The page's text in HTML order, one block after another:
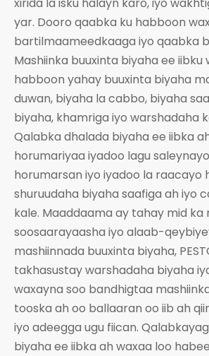
yar. Dooro qaabka ku habboon
bartilmaameedkaaga iyo qaabka
Mashiinka buuxinta biyaha ee iibku
habboon yahay buuxinta biyaha
duwan, biyaha la cabbo, biyaha
biyaha, khamriga iyo warshadaha
Qalabka dhalada biyaha ee iibka
horumariyaa iyadoo lagu
horumarsan iyo iyadoo la raacayo
shuruudaha biyaha saafiga ah iyo
kale. Maaddaama ay tahay mid ka
soosaarayaasha iyo alaab-
mashiinnada buuxinta biyaha,
takhasustay warshadaha biyaha
waxayna soo bandhigtaa
tooska ah oo ballaaran oo iib ah
iyo adeegga ugu fiican.
biyaha ee iibka ah waxaa loo